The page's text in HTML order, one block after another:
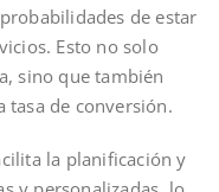
de estar
Esto no solo
sino que también
tasa de conversión.
la planificación y